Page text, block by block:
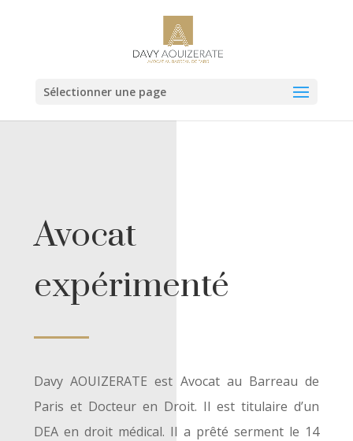
Sélectionner une page
Avocat
expérimenté
Davy AOUIZERATE est Avocat au Barreau de
Paris et Docteur en Droit. Il est titulaire d’un
DEA en droit médical. Il a prêté serment le 14